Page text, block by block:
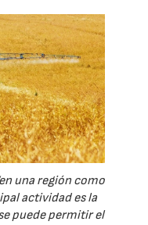
una región como
actividad es la
puede permitir el